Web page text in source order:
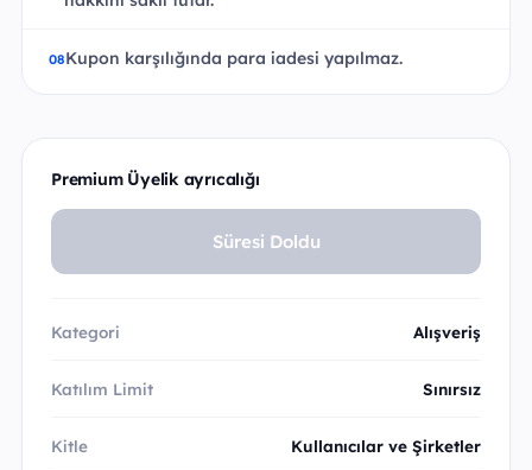
Kupon karşılığında para iadesi yapılmaz.
Premium Üyelik ayrıcalığı
Süresi Doldu
Kategori Alışveriş
Katılım Limit Sınırsız
Kitle Kullanıcılar ve Şirketler